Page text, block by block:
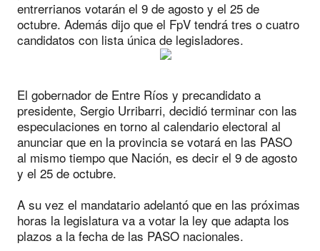
entrerrianos votarán el 9 de agosto y el 25 de
octubre. Además dijo que el FpV tendrá tres o cuatro
candidatos con lista única de legisladores.
El gobernador de Entre Ríos y precandidato a
presidente, Sergio Urribarri, decidió terminar con las
especulaciones en torno al calendario electoral al
anunciar que en la provincia se votará en las PASO
al mismo tiempo que Nación, es decir el 9 de agosto
y el 25 de octubre.
A su vez el mandatario adelantó que en las próximas
horas la legislatura va a votar la ley que adapta los
plazos a la fecha de las PASO nacionales.